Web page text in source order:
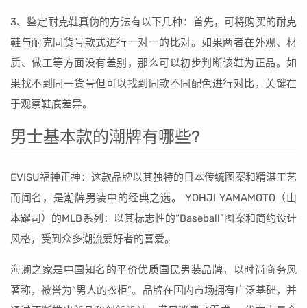
3、鉴定耐克鞋真伪的方法有以下几种：首先，可将购买的耐克
鞋与耐克同货号款式进行一对一的比对。如果两者在外观、材
质、做工等方面没有差别，那么可以初步判断该鞋为正品。如
果找不到同一货号但可以找到同款不同配色进行对比，关键在
于观察鞋底差异。
男士基本款的潮牌有哪些?
EVISU福神正神：这款品牌以其独特的日本传统图案和精湛工艺
而闻名，是潮牌男装中的经典之选。 YOHJI YAMAMOTO（山
本耀司）的MLB系列：以其标志性的“Baseball”图案和简约设计
风格，受到众多潮流爱好者的喜爱。
海澜之家是中国知名的平价优质国民男装品牌，以时尚商务风
著称，被誉为“男人的衣柜”。品牌在国内市场拥有广泛基础，并